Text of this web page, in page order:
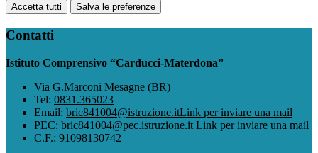
Accetta tutti Salva le preferenze
Contatti
Istituto Comprensivo “Carducci-Materdona”
Via G.Marconi Mesagne (BR)
Tel: 0831.365023
Email: bric841004@istruzione.itLink per inviare una mail
PEC: bric841004@pec.istruzione.it Link per inviare una mail
C.F.: 91098130742